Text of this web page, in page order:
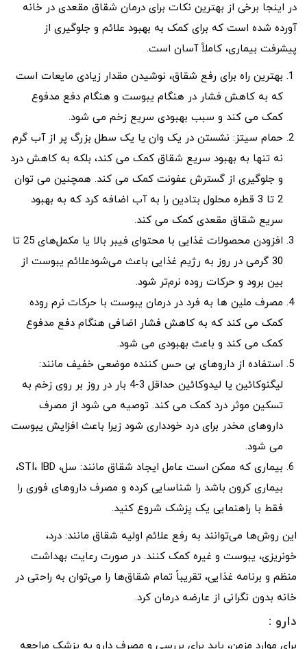
در اینجا برخی از بهترین نکات برای درمان شقاق مقعدی در خانه
آورده شده است که برای کمک به بهبود علائم و جلوگیری از
پیشرفت بیماری، کاملاً آسان است.
بهترین راه برای رفع شقاق، نوشیدن مقدار زیادی مایعات است
که به کاهش فشار در هنگام یبوست و هنگام دفع مدفوع
کمک می کند و سبب بهبودی سریع زخم می شود.
حمام سیتز: نشستن در یک وان یا یک سطل بزرگ پر از آب گرم
نه تنها به بهبود سریع شقاق کمک می کند، بلکه به کاهش درد
و جلوگیری از گسترش عفونت کمک می کند. همچنین می توان
2 تا 3 قطره محلول بتادین را به آب اضافه کرد که به بهبود
سریع شقاق مقعدی کمک می کند.
افزودن محصولات غذایی با محتوای فیبر بالا یا مکمل‌های 25 تا
30 گرمی در روز به رژیم غذایی باعث می‌شودعلائم یبوست از
بین برود و حرکات روده نرم‌تر شود.
مصرف ملین ها به فرد در درمان یبوست با حرکات نرم روده
کمک می کند که به کاهش فشار اضافی هنگام دفع مدفوع
کمک می کند و باعث بهبودی می شود.
استفاده از داروهای بی حس کننده موضعی خفیف مانند:
لیگنوکائین یا لیدوکائین حداقل 3-4 بار در روز بر روی زخم به
تسکین موثر درد کمک می کند. توصیه می شود از مصرف
داروهای مخدر برای درد خودداری شود زیرا باعث افزایش یبوست
می شود.
بیماری که ممکن است عامل ایجاد شقاق مانند: سل، STI، IBD،
بیماری کرون باشد را شناسایی کرده و مصرف داروهای فوری را
فقط با راهنمایی یک پزشک شروع کنید.
این روش‌ها می‌توانند به رفع علائم اولیه شقاق مانند: درد،
خونریزی، یبوست و غیره کمک کنند. در صورت رعایت بهداشت
منظم و برنامه غذایی، تقریباً تمام شقاق‌ها را می‌توان به راحتی در
خانه بدون نگرانی از عارضه درمان کرد.
دارو :
برای موارد مزمن، باید برای بررسی و مصرف دارو به پزشک مراجعه